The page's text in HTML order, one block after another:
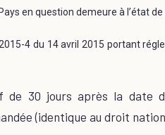
en question demeure à l’état de
4 du 14 avril 2015 portant
de 30 jours après la date
(identique au droit